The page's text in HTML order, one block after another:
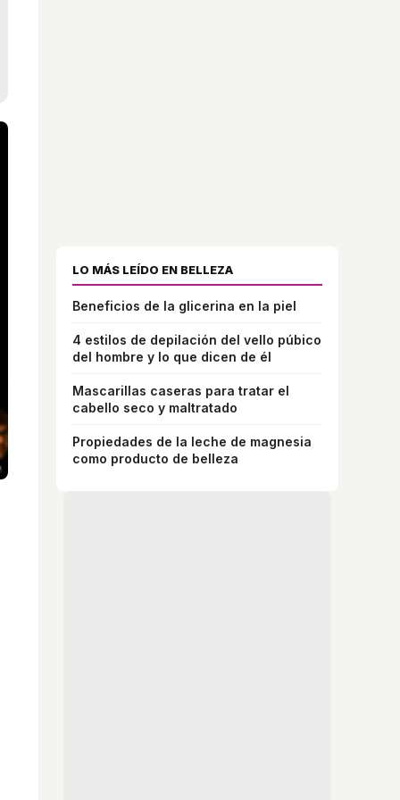
LO MÁS LEÍDO EN BELLEZA
Beneficios de la glicerina en la piel
4 estilos de depilación del vello púbico
del hombre y lo que dicen de él
Mascarillas caseras para tratar el
cabello seco y maltratado
Propiedades de la leche de magnesia
como producto de belleza